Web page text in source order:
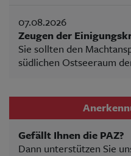
07.08.2026
Zeugen der
Sie sollten den
südlichen Ostseeraum
Gefällt Ihnen die PAZ?
Dann unterstützen Sie